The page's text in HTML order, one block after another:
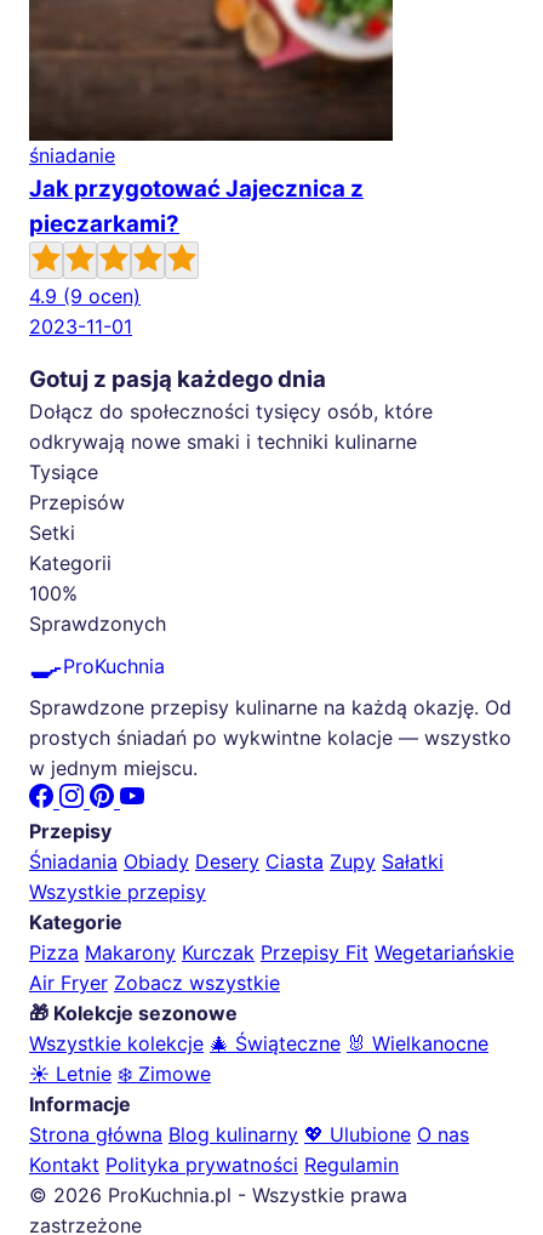
śniadanie
Jak przygotować Jajecznica z
pieczarkami?
4.9 (9 ocen)
2023-11-01
Gotuj z pasją każdego dnia
Dołącz do społeczności tysięcy osób, które
odkrywają nowe smaki i techniki kulinarne
Tysiące
Przepisów
Setki
Kategorii
100%
Sprawdzonych
🍳ProKuchnia
Sprawdzone przepisy kulinarne na każdą okazję. Od
prostych śniadań po wykwintne kolacje — wszystko
w jednym miejscu.
Przepisy
Śniadania Obiady Desery Ciasta Zupy Sałatki
Wszystkie przepisy
Kategorie
Pizza Makarony Kurczak Przepisy Fit Wegetariańskie
Air Fryer Zobacz wszystkie
🎁 Kolekcje sezonowe
Wszystkie kolekcje 🎄 Świąteczne 🐰 Wielkanocne
☀️ Letnie ❄️ Zimowe
Informacje
Strona główna Blog kulinarny 💖 Ulubione O nas
Kontakt Polityka prywatności Regulamin
© 2026 ProKuchnia.pl - Wszystkie prawa
zastrzeżone